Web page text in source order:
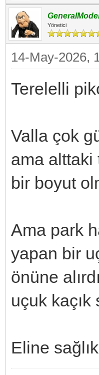
Yönetici
14-May-2026,
Terelelli
Valla çok
ama alttaki
bir boyut
Ama park
yapan bir
önüne
uçuk
Eline